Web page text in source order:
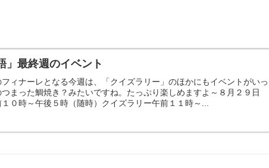
」最終週のイベント
フィナーレとなる今週は、「クイズラリー」のほかにもイベントがいっ
まった鯛焼き？みたいですね。たっぷり楽しめますよ～８月２９日
０時～午後５時（随時）クイズラリー午前１１時～...